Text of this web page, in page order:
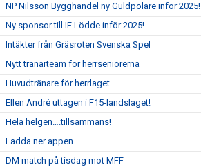
NP Nilsson Bygghandel ny Guldpolare inför 2025!
Ny sponsor till IF Lödde inför 2025!
Intäkter från Gräsroten Svenska Spel
Nytt tränarteam för herrseniorerna
Huvudtränare för herrlaget
Ellen André uttagen i F15-landslaget!
Hela helgen….tillsammans!
Ladda ner appen
DM match på tisdag mot MFF